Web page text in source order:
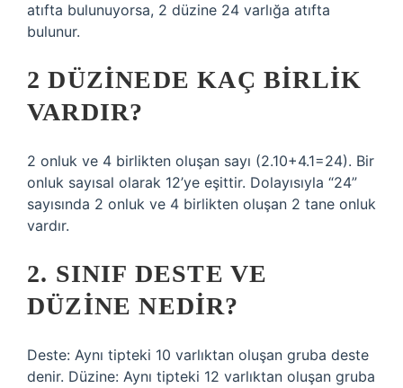
atıfta bulunuyorsa, 2 düzine 24 varlığa atıfta
bulunur.
2 DÜZINEDE KAÇ BIRLIK
VARDIR?
2 onluk ve 4 birlikten oluşan sayı (2.10+4.1=24). Bir
onluk sayısal olarak 12’ye eşittir. Dolayısıyla “24”
sayısında 2 onluk ve 4 birlikten oluşan 2 tane onluk
vardır.
2. SINIF DESTE VE
DÜZINE NEDIR?
Deste: Aynı tipteki 10 varlıktan oluşan gruba deste
denir. Düzine: Aynı tipteki 12 varlıktan oluşan gruba